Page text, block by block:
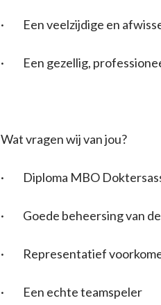
· Een veelzijdige en
· Een gezellig,
Wat vragen wij van jou?
· Diploma MBO
· Goede beheersing van de
· Representatief
· Een echte teamspeler